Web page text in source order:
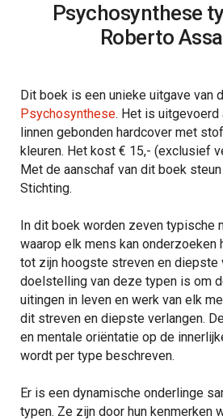
Psychosynthese
Roberto
Dit boek is een unieke uitgave van
Psychosynthese. Het is uitgevoerd
linnen gebonden hardcover met
kleuren. Het kost € 15,- (exclusief
Met de aanschaf van dit boek
Stichting.
In dit boek worden zeven typische
waarop elk mens kan onderzoeken
tot zijn hoogste streven en diepste
doelstelling van deze typen is om
uitingen in leven en werk van elk
dit streven en diepste verlangen.
en mentale oriëntatie op de
wordt per type beschreven.
Er is een dynamische onderlinge
typen. Ze zijn door hun kenmerken